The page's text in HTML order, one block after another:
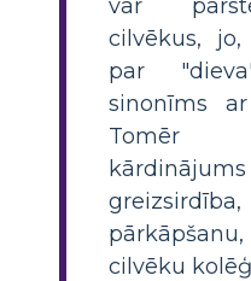
var
cilvēkus,
par
sinonīms
Tomēr
cilvēku